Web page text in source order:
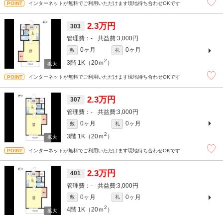
インターネットが無料でご利用いただけます現地待ち合わせOKです
303 2.3万円
- 3,000円
敷 0ヶ月 礼
0ヶ月
3階 1K（20ｍ2 ）
インターネットが無料でご利用いただけます現地待ち合わせOKです
307 2.3万円
- 3,000円
敷 0ヶ月 礼
0ヶ月
3階 1K（20ｍ2 ）
インターネットが無料でご利用いただけます現地待ち合わせOKです
401 2.3万円
- 3,000円
敷 0ヶ月 礼
0ヶ月
4階 1K（20ｍ2 ）